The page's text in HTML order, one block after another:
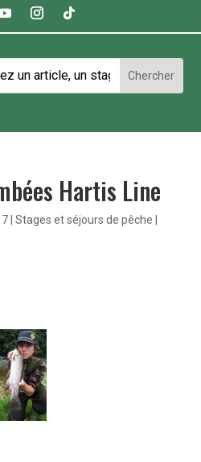
Hartis Line
| Stages et séjours de pêche